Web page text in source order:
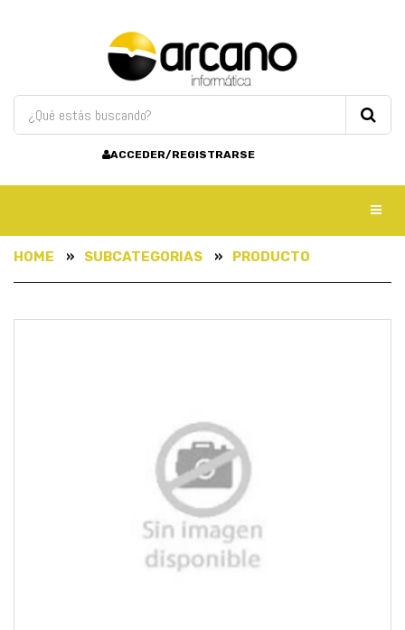
ACCEDER/REGISTRARSE
HOME SUBCATEGORIAS PRODUCTO